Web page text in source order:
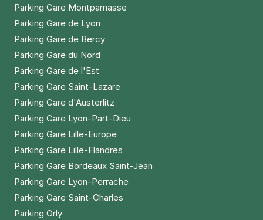
Parking Gare Montparnasse
Parking Gare de Lyon
Parking Gare de Bercy
Parking Gare du Nord
Parking Gare de l'Est
Parking Gare Saint-Lazare
Parking Gare d'Austerlitz
Parking Gare Lyon-Part-Dieu
Parking Gare Lille-Europe
Parking Gare Lille-Flandres
Parking Gare Bordeaux Saint-Jean
Parking Gare Lyon-Perrache
Parking Gare Saint-Charles
Parking Orly